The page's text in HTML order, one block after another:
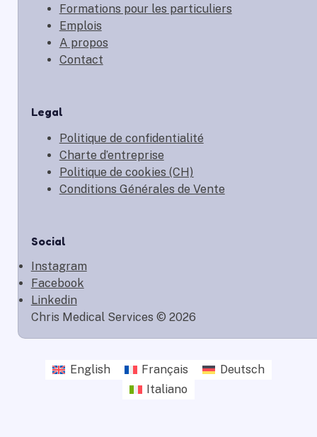
Formations pour les particuliers
Emplois
A propos
Contact
Legal
Politique de confidentialité
Charte d’entreprise
Politique de cookies (CH)
Conditions Générales de Vente
Social
Instagram
Facebook
Linkedin
Chris Medical Services © 2026
English Français
Deutsch
Italiano